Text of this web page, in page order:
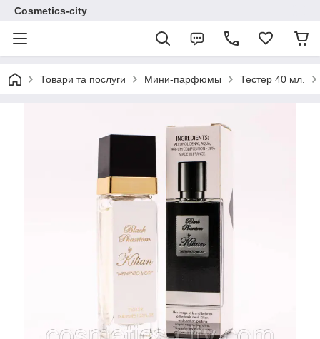
Cosmetics-city
Товари та послуги Мини-парфюмы Тестер 40 мл.